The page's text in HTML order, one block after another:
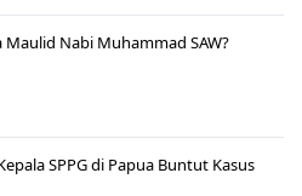
Maulid Nabi Muhammad SAW?
SPPG di Papua Buntut Kasus